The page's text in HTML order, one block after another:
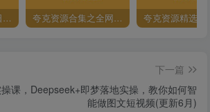
夸克资源小海洋每日更新资源大汇总（持续更新） 夸克资源合集之全网影视 夸克资源精选资源
下一篇
课，Deepseek+即梦落地实操，教你如何智
能做图文短视频(更新6月)